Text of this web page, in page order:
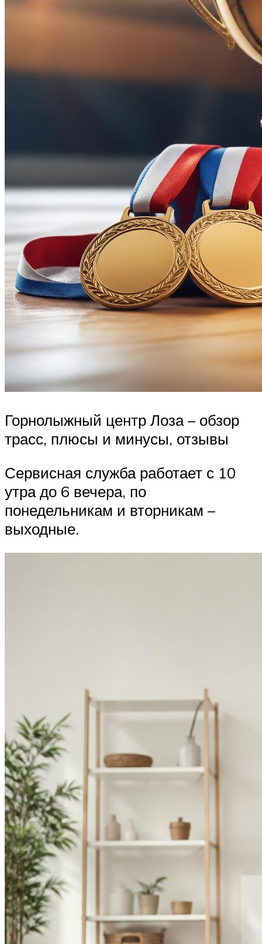
Горнолыжный центр Лоза – обзор
трасс, плюсы и минусы, отзывы
Сервисная служба работает с 10
утра до 6 вечера, по
понедельникам и вторникам –
выходные.